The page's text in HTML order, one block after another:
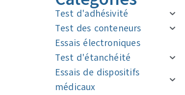
Test d'adhésivité
Test des conteneurs
Essais électroniques
Test d'étanchéité
Essais de dispositifs
médicaux